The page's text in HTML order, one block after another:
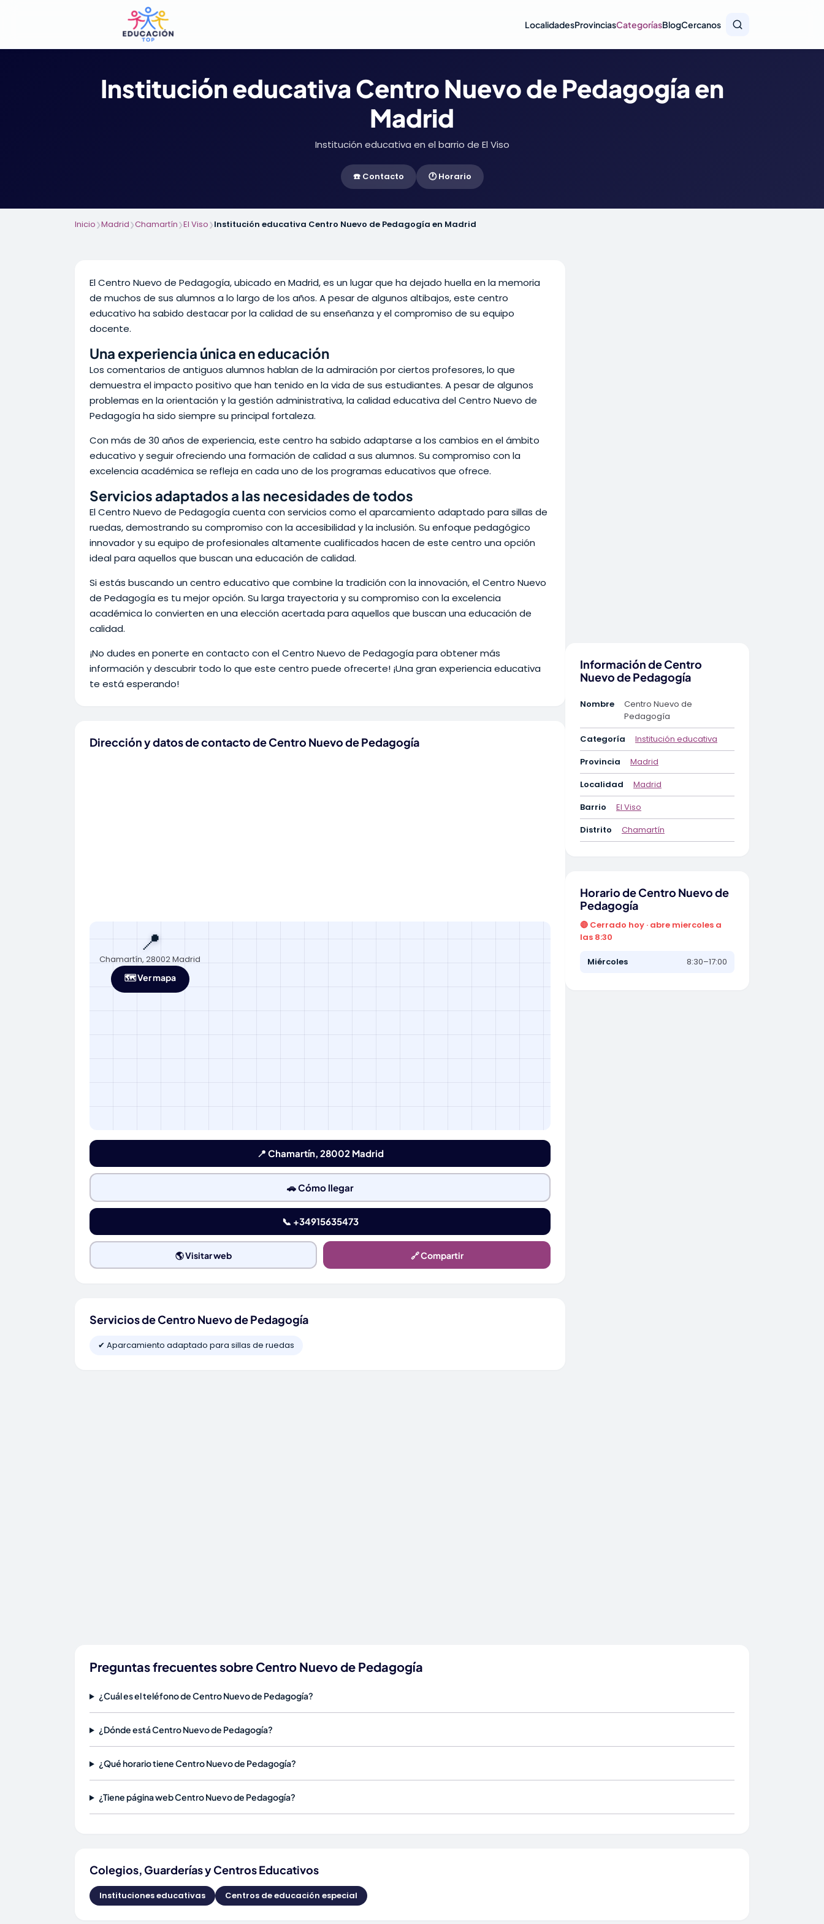
LocalidadesProvinciasCategoríasBlogCercanos
Institución educativa Centro Nuevo de Pedagogía en
Madrid
Institución educativa en el barrio de El Viso
☎️ Contacto 🕐 Horario
Inicio❯Madrid❯Chamartín❯El Viso❯Institución educativa Centro Nuevo de Pedagogía en Madrid
El Centro Nuevo de Pedagogía, ubicado en Madrid, es un lugar que ha dejado huella en la memoria
de muchos de sus alumnos a lo largo de los años. A pesar de algunos altibajos, este centro
educativo ha sabido destacar por la calidad de su enseñanza y el compromiso de su equipo
docente.
Una experiencia única en educación
Los comentarios de antiguos alumnos hablan de la admiración por ciertos profesores, lo que
demuestra el impacto positivo que han tenido en la vida de sus estudiantes. A pesar de algunos
problemas en la orientación y la gestión administrativa, la calidad educativa del Centro Nuevo de
Pedagogía ha sido siempre su principal fortaleza.
Con más de 30 años de experiencia, este centro ha sabido adaptarse a los cambios en el ámbito
educativo y seguir ofreciendo una formación de calidad a sus alumnos. Su compromiso con la
excelencia académica se refleja en cada uno de los programas educativos que ofrece.
Servicios adaptados a las necesidades de todos
El Centro Nuevo de Pedagogía cuenta con servicios como el aparcamiento adaptado para sillas de
ruedas, demostrando su compromiso con la accesibilidad y la inclusión. Su enfoque pedagógico
innovador y su equipo de profesionales altamente cualificados hacen de este centro una opción
ideal para aquellos que buscan una educación de calidad.
Si estás buscando un centro educativo que combine la tradición con la innovación, el Centro Nuevo
de Pedagogía es tu mejor opción. Su larga trayectoria y su compromiso con la excelencia
académica lo convierten en una elección acertada para aquellos que buscan una educación de
calidad.
¡No dudes en ponerte en contacto con el Centro Nuevo de Pedagogía para obtener más
información y descubrir todo lo que este centro puede ofrecerte! ¡Una gran experiencia educativa
te está esperando!
Dirección y datos de contacto de Centro Nuevo de Pedagogía
📍
Chamartín, 28002 Madrid
🗺️ Ver mapa
📍 Chamartín, 28002 Madrid
🚗 Cómo llegar
📞 +34915635473
🌎 Visitar web 🔗 Compartir
Servicios de Centro Nuevo de Pedagogía
✔ Aparcamiento adaptado para sillas de ruedas
Información de Centro
Nuevo de Pedagogía
Nombre
Centro Nuevo de
Pedagogía
Categoría
Institución educativa
Provincia
Madrid
Localidad
Madrid
Barrio
El Viso
Distrito
Chamartín
Horario de Centro Nuevo de
Pedagogía
🔴 Cerrado hoy · abre miercoles a
las 8:30
Miércoles 8:30–17:00
Preguntas frecuentes sobre Centro Nuevo de Pedagogía
¿Cuál es el teléfono de Centro Nuevo de Pedagogía?
¿Dónde está Centro Nuevo de Pedagogía?
¿Qué horario tiene Centro Nuevo de Pedagogía?
¿Tiene página web Centro Nuevo de Pedagogía?
Colegios, Guarderías y Centros Educativos
Instituciones educativas Centros de educación especial